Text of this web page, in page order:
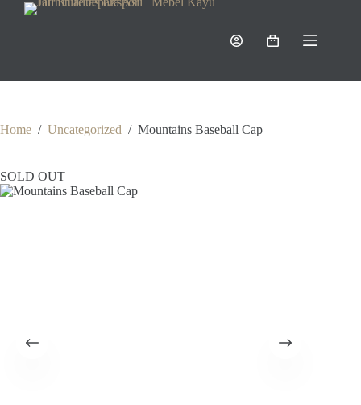
Shopping
Home / Uncategorized / Mountains Baseball Cap
SOLD OUT